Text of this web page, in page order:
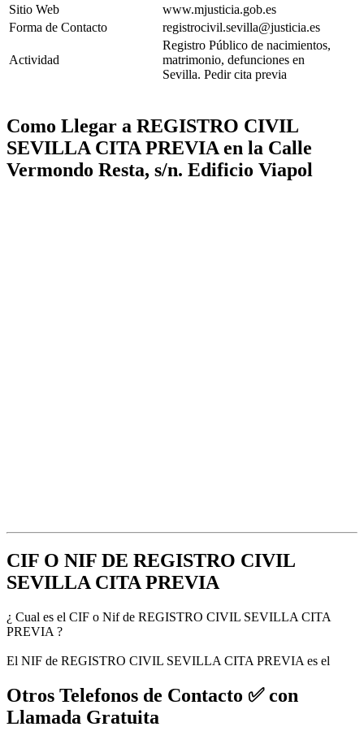
Sitio Web
www.mjusticia.gob.es
Forma de Contacto
registrocivil.sevilla@justicia.es
Actividad
Registro Público de nacimientos,
matrimonio, defunciones en
Sevilla. Pedir cita previa
Como Llegar a REGISTRO CIVIL
SEVILLA CITA PREVIA en la Calle
Vermondo Resta, s/n. Edificio Viapol
CIF O NIF DE REGISTRO CIVIL
SEVILLA CITA PREVIA
¿ Cual es el CIF o Nif de REGISTRO CIVIL SEVILLA CITA
PREVIA ?
El NIF de REGISTRO CIVIL SEVILLA CITA PREVIA es el
Otros Telefonos de Contacto ✅ con
Llamada Gratuita